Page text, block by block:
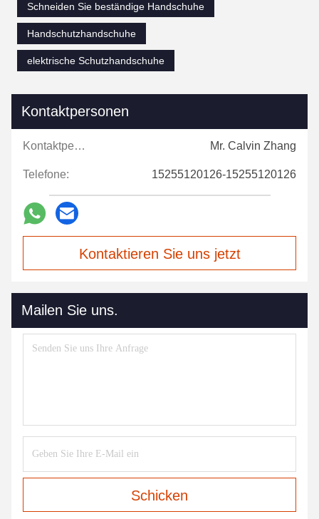
Schneiden Sie beständige Handschuhe
Handschutzhandschuhe
elektrische Schutzhandschuhe
Kontaktpersonen
Kontaktpersonen: Mr. Calvin Zhang
Telefone: 15255120126-15255120126
Kontaktieren Sie uns jetzt
Mailen Sie uns.
Schicken